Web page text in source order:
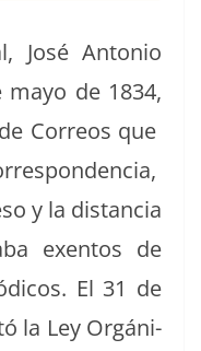
José Anto­nio
de 1834,
Corre­os que
y la dis­tan­cia
exen­tos de
El 31 de
la Ley Orgáni­